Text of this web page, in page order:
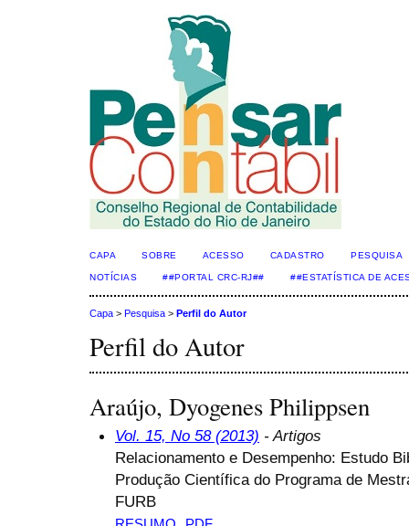
CAPA SOBRE ACESSO CADASTRO PESQUISA
NOTÍCIAS ##PORTAL CRC-RJ## ##ESTATÍSTICA DE
Capa > Pesquisa > Perfil do Autor
Perfil do Autor
Araújo, Dyogenes Philippsen
Vol. 15, No 58 (2013) - Artigos
Relacionamento e Desempenho: Estudo
Produção Científica do Programa de
FURB